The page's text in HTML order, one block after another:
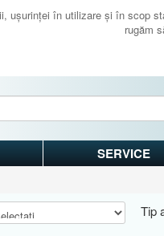
uşurinţei în utilizare şi în scop
rugăm
SERVICE
Tip